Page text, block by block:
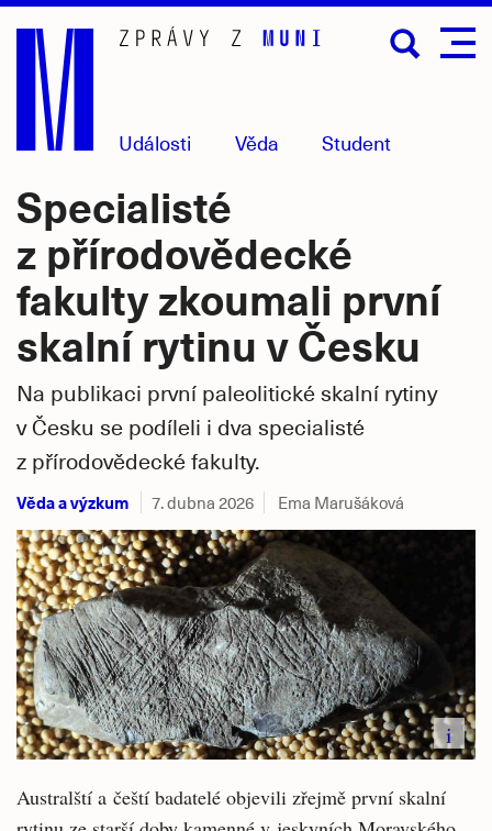
Přejít
hlavní
obsah
Události Věda Student
Specialisté
z přírodovědecké
fakulty zkoumali první
skalní rytinu v Česku
Na publikaci první paleolitické skalní rytiny
v Česku se podíleli i dva specialisté
z přírodovědecké fakulty.
Věda a výzkum 7. dubna 2026 Ema Marušáková
i
Australští a čeští badatelé objevili zřejmě první skalní